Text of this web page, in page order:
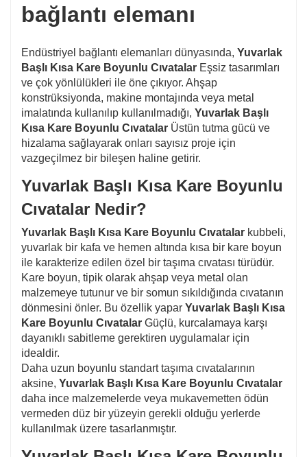
6. Zamanında teslimat.
bağlantı elemanı
Endüstriyel bağlantı elemanları dünyasında, Yuvarlak
Başlı Kısa Kare Boyunlu Cıvatalar Eşsiz tasarımları
ve çok yönlülükleri ile öne çıkıyor. Ahşap
konstrüksiyonda, makine montajında veya metal
imalatında kullanılıp kullanılmadığı, Yuvarlak Başlı
Kısa Kare Boyunlu Cıvatalar Üstün tutma gücü ve
hizalama sağlayarak onları sayısız proje için
vazgeçilmez bir bileşen haline getirir.
Yuvarlak Başlı Kısa Kare Boyunlu
Cıvatalar Nedir?
Yuvarlak Başlı Kısa Kare Boyunlu Cıvatalar kubbeli,
yuvarlak bir kafa ve hemen altında kısa bir kare boyun
ile karakterize edilen özel bir taşıma cıvatası türüdür.
Kare boyun, tipik olarak ahşap veya metal olan
malzemeye tutunur ve bir somun sıkıldığında cıvatanın
dönmesini önler. Bu özellik yapar Yuvarlak Başlı Kısa
Kare Boyunlu Cıvatalar Güçlü, kurcalamaya karşı
dayanıklı sabitleme gerektiren uygulamalar için
idealdir.
Daha uzun boyunlu standart taşıma cıvatalarının
aksine, Yuvarlak Başlı Kısa Kare Boyunlu Cıvatalar
daha ince malzemelerde veya mukavemetten ödün
vermeden düz bir yüzeyin gerekli olduğu yerlerde
kullanılmak üzere tasarlanmıştır.